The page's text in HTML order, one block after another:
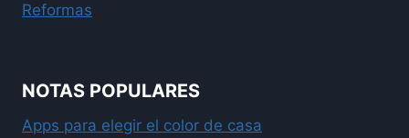
Reformas
NOTAS POPULARES
Apps para elegir el color de casa